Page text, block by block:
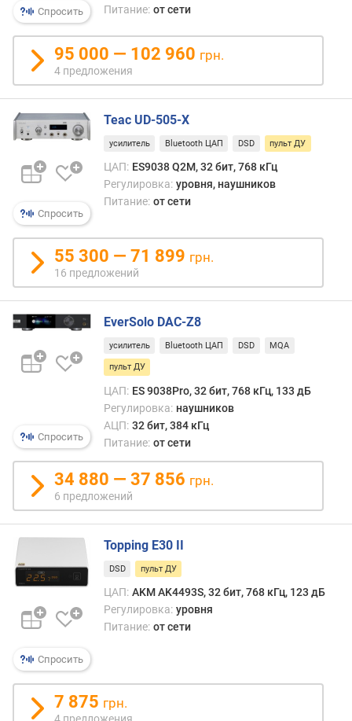
к
ш
в
ы
м
п
о
т
з
ы
в
п
д
а
о
б
а
в
л
е
н
я
п
о
о
л
и
ч
Спросить
Питание: от сети
95 000 — 102 960 грн.
4 предложения
Спросить
Teac UD-505-X
усилитель Bluetooth ЦАП DSD пульт ДУ
ЦАП: ES9038 Q2M, 32 бит, 768 кГц
Регулировка: уровня, наушников
Питание: от сети
55 300 — 71 899 грн.
16 предложений
Спросить
EverSolo DAC-Z8
усилитель Bluetooth ЦАП DSD MQA
пульт ДУ
ЦАП: ES 9038Pro, 32 бит, 768 кГц, 133 дБ
Регулировка: наушников
АЦП: 32 бит, 384 кГц
Питание: от сети
34 880 — 37 856 грн.
6 предложений
Спросить
Topping E30 II
DSD пульт ДУ
ЦАП: AKM AK4493S, 32 бит, 768 кГц, 123 дБ
Регулировка: уровня
Питание: от сети
7 875 грн.
4 предложения